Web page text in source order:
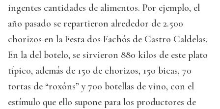
ingentes cantidades de alimentos. Por ejemplo, el
año pasado se repartieron alrededor de 2.500
chorizos en la Festa dos Fachós de Castro Caldelas.
En la del botelo, se sirvieron 880 kilos de este plato
típico, además de 150 de chorizos, 150 bicas, 70
tortas de “roxóns” y 700 botellas de vino, con el
estímulo que ello supone para los productores de